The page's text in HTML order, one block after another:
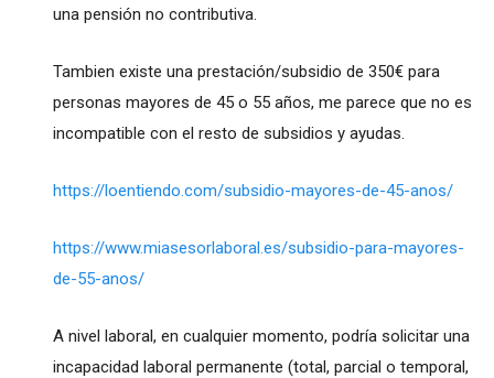
una pensión no contributiva.
Tambien existe una prestación/subsidio de 350€ para
personas mayores de 45 o 55 años, me parece que no es
incompatible con el resto de subsidios y ayudas.
https://loentiendo.com/subsidio-mayores-de-45-anos/
https://www.miasesorlaboral.es/subsidio-para-mayores-
de-55-anos/
A nivel laboral, en cualquier momento, podría solicitar una
incapacidad laboral permanente (total, parcial o temporal,